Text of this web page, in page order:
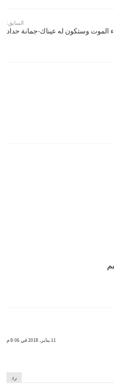
السابق:
وستكون له عيناك-جمانة حداد
11 يناير، 2018 في 8:06 م
رد